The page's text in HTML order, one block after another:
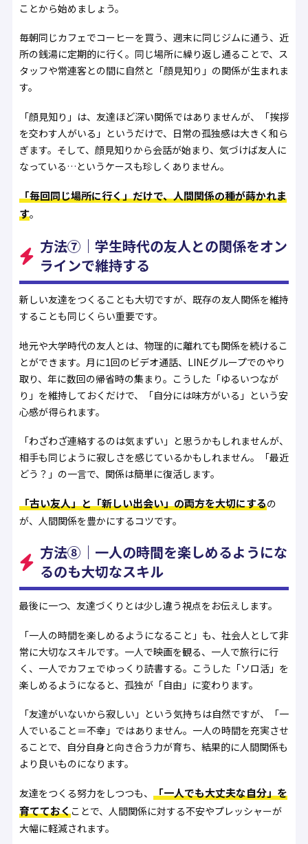
ことから始めましょう。
毎朝同じカフェでコーヒーを買う、週末に同じジムに通う、近
所の銭湯に定期的に行く。同じ場所に繰り返し通ることで、ス
タッフや常連客との間に自然と「顔見知り」の関係が生まれま
す。
「顔見知り」は、友達ほど深い関係ではありませんが、「挨拶
を交わす人がいる」というだけで、日常の孤独感は大きく和ら
ぎます。そして、顔見知りから会話が始まり、気づけば友人に
なっている…というケースも珍しくありません。
「毎回同じ場所に行く」だけで、人間関係の種が蒔かれま
す。
方法⑦｜学生時代の友人との関係をオン
ラインで維持する
新しい友達をつくることも大切ですが、既存の友人関係を維持
することも同じくらい重要です。
地元や大学時代の友人とは、物理的に離れても関係を続けるこ
とができます。月に1回のビデオ通話、LINEグループでのやり
取り、年に数回の帰省時の集まり。こうした「ゆるいつなが
り」を維持しておくだけで、「自分には味方がいる」という安
心感が得られます。
「わざわざ連絡するのは気まずい」と思うかもしれませんが、
相手も同じように寂しさを感じているかもしれません。「最近
どう？」の一言で、関係は簡単に復活します。
「古い友人」と「新しい出会い」の両方を大切にするの
が、人間関係を豊かにするコツです。
方法⑧｜一人の時間を楽しめるようにな
るのも大切なスキル
最後に一つ、友達づくりとは少し違う視点をお伝えします。
「一人の時間を楽しめるようになること」も、社会人として非
常に大切なスキルです。一人で映画を観る、一人で旅行に行
く、一人でカフェでゆっくり読書する。こうした「ソロ活」を
楽しめるようになると、孤独が「自由」に変わります。
「友達がいないから寂しい」という気持ちは自然ですが、「一
人でいること＝不幸」ではありません。一人の時間を充実させ
ることで、自分自身と向き合う力が育ち、結果的に人間関係も
より良いものになります。
友達をつくる努力をしつつも、 「一人でも大丈夫な自分」を
育てておくことで、人間関係に対する不安やプレッシャーが
大幅に軽減されます。